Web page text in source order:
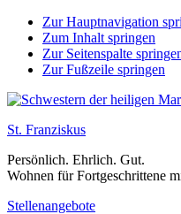
Zur Hauptnavigation
Zum Inhalt springen
Zur Seitenspalte
Zur Fußzeile springen
St. Franziskus
Persönlich. Ehrlich. Gut.
Wohnen für Fortgeschrittene
Stellenangebote